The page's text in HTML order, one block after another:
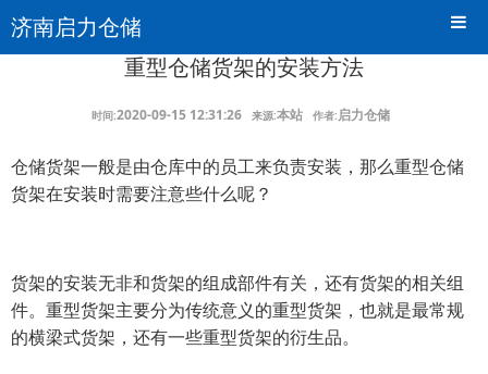
济南启力仓储
重型仓储货架的安装方法
时间:2020-09-15 12:31:26 来源:本站 作者:启力仓储
仓储货架一般是由仓库中的员工来负责安装，那么重型仓储
货架在安装时需要注意些什么呢？
货架的安装无非和货架的组成部件有关，还有货架的相关组
件。重型货架主要分为传统意义的重型货架，也就是最常规
的横梁式货架，还有一些重型货架的衍生品。